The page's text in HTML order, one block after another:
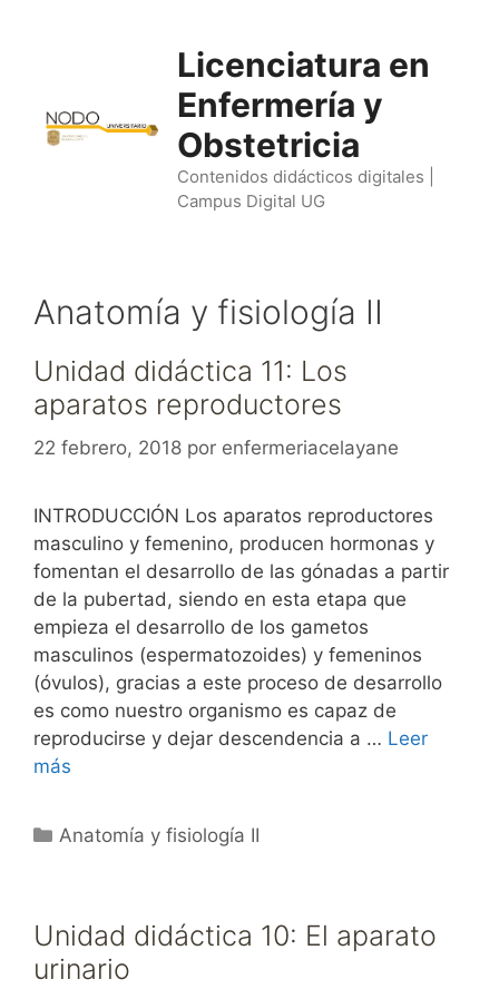
Licenciatura en
Enfermería y
Obstetricia
Contenidos didácticos digitales |
Campus Digital UG
Anatomía y fisiología II
Unidad didáctica 11: Los
aparatos reproductores
22 febrero, 2018 por enfermeriacelayane
INTRODUCCIÓN Los aparatos reproductores
masculino y femenino, producen hormonas y
fomentan el desarrollo de las gónadas a partir
de la pubertad, siendo en esta etapa que
empieza el desarrollo de los gametos
masculinos (espermatozoides) y femeninos
(óvulos), gracias a este proceso de desarrollo
es como nuestro organismo es capaz de
reproducirse y dejar descendencia a … Leer
más
Categorías
Anatomía y fisiología II
Unidad didáctica 10: El aparato
urinario